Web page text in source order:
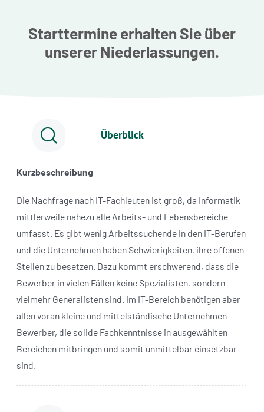
Starttermine erhalten Sie über
unserer Niederlassungen.
Überblick
Kurzbeschreibung
Die Nachfrage nach IT-Fachleuten ist groß, da Informatik
mittlerweile nahezu alle Arbeits- und Lebensbereiche
umfasst. Es gibt wenig Arbeitssuchende in den IT-Berufen
und die Unternehmen haben Schwierigkeiten, ihre offenen
Stellen zu besetzen. Dazu kommt erschwerend, dass die
Bewerber in vielen Fällen keine Spezialisten, sondern
vielmehr Generalisten sind. Im IT-Bereich benötigen aber
allen voran kleine und mittelständische Unternehmen
Bewerber, die solide Fachkenntnisse in ausgewählten
Bereichen mitbringen und somit unmittelbar einsetzbar
sind.